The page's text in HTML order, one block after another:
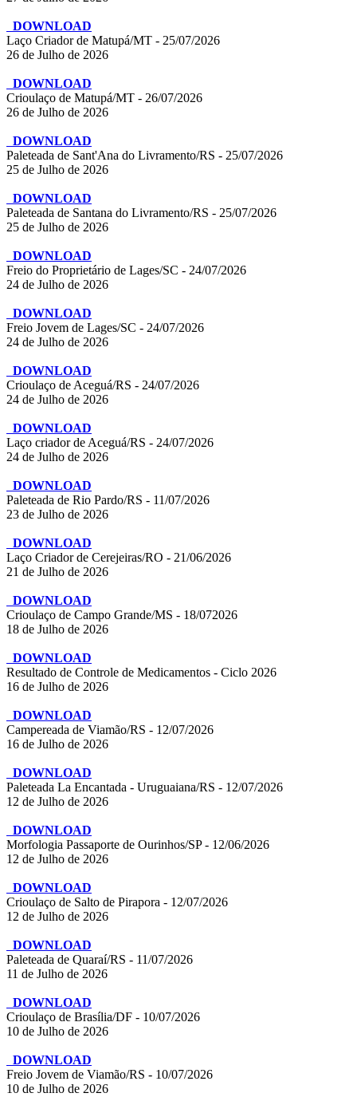
DOWNLOAD
Laço Criador de Matupá/MT - 25/07/2026
26 de Julho de 2026
DOWNLOAD
Crioulaço de Matupá/MT - 26/07/2026
26 de Julho de 2026
DOWNLOAD
Paleteada de Sant'Ana do Livramento/RS - 25/07/2026
25 de Julho de 2026
DOWNLOAD
Paleteada de Santana do Livramento/RS - 25/07/2026
25 de Julho de 2026
DOWNLOAD
Freio do Proprietário de Lages/SC - 24/07/2026
24 de Julho de 2026
DOWNLOAD
Freio Jovem de Lages/SC - 24/07/2026
24 de Julho de 2026
DOWNLOAD
Crioulaço de Aceguá/RS - 24/07/2026
24 de Julho de 2026
DOWNLOAD
Laço criador de Aceguá/RS - 24/07/2026
24 de Julho de 2026
DOWNLOAD
Paleteada de Rio Pardo/RS - 11/07/2026
23 de Julho de 2026
DOWNLOAD
Laço Criador de Cerejeiras/RO - 21/06/2026
21 de Julho de 2026
DOWNLOAD
Crioulaço de Campo Grande/MS - 18/072026
18 de Julho de 2026
DOWNLOAD
Resultado de Controle de Medicamentos - Ciclo 2026
16 de Julho de 2026
DOWNLOAD
Campereada de Viamão/RS - 12/07/2026
16 de Julho de 2026
DOWNLOAD
Paleteada La Encantada - Uruguaiana/RS - 12/07/2026
12 de Julho de 2026
DOWNLOAD
Morfologia Passaporte de Ourinhos/SP - 12/06/2026
12 de Julho de 2026
DOWNLOAD
Crioulaço de Salto de Pirapora - 12/07/2026
12 de Julho de 2026
DOWNLOAD
Paleteada de Quaraí/RS - 11/07/2026
11 de Julho de 2026
DOWNLOAD
Crioulaço de Brasília/DF - 10/07/2026
10 de Julho de 2026
DOWNLOAD
Freio Jovem de Viamão/RS - 10/07/2026
10 de Julho de 2026